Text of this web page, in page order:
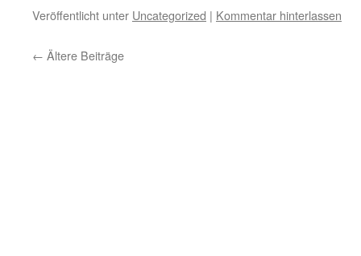
Veröffentlicht unter Uncategorized | Kommentar hinterlassen
← Ältere Beiträge